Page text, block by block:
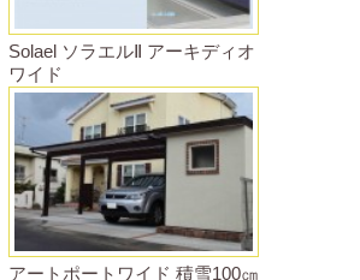
Solael ソラエルⅡ アーキディオ
ワイド
アートポートワイド 積雪100㎝